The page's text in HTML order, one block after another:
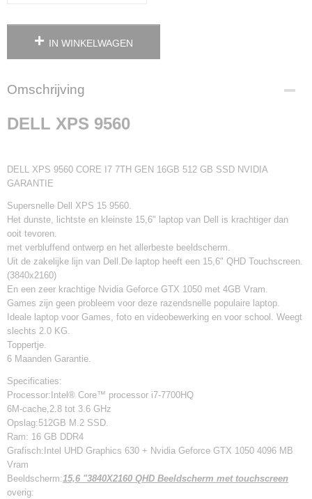
IN WINKELWAGEN
Omschrijving
DELL XPS 9560
DELL XPS 9560 CORE I7 7TH GEN 16GB 512 GB SSD NVIDIA
GARANTIE
Supersnelle Dell XPS 15 9560.
Het dunste, lichtste en kleinste 15,6" laptop van Dell is krachtiger dan
ooit tevoren.
met verbluffend ontwerp en het allerbeste beeldscherm.
Uit de zakelijke lijn van Dell.De laptop heeft een 15,6" QHD Touchscreen.
(3840x2160)
En een zeer krachtige Nvidia Geforce GTX 1050 met 4GB Vram.
Games zijn geen probleem voor deze razendsnelle populaire laptop.
Ideale laptop voor Games, foto en videobewerking en voor school. Weegt
slechts 2.0 KG.
Toppertje.
6 Maanden Garantie.
Specificaties:
Processor:Intel® Core™ processor i7-7700HQ
6M-cache,2.8 tot 3.6 GHz
Opslag:512GB M.2 SSD.
Ram: 16 GB DDR4
Grafisch:Intel UHD Graphics 630 + Nvidia Geforce GTX 1050 4096 MB
Vram
Beeldscherm:15,6 "3840X2160 QHD Beeldscherm met touchscreen
overig: